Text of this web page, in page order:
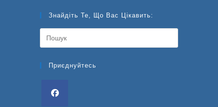
Знайдіть Те, Що Вас Цікавить:
Приєднуйтесь